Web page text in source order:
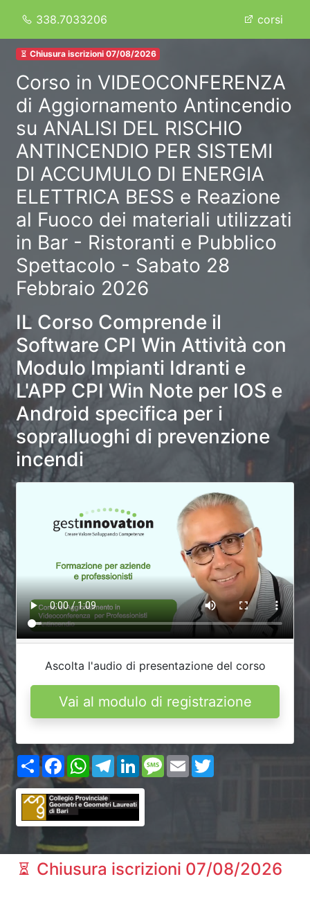
338.7033206 corsi
Chiusura iscrizioni 07/08/2026
Corso in VIDEOCONFERENZA
di Aggiornamento Antincendio
su ANALISI DEL RISCHIO
ANTINCENDIO PER SISTEMI
DI ACCUMULO DI ENERGIA
ELETTRICA BESS e Reazione
al Fuoco dei materiali utilizzati
in Bar - Ristoranti e Pubblico
Spettacolo - Sabato 28
Febbraio 2026
IL Corso Comprende il
Software CPI Win Attività con
Modulo Impianti Idranti e
L'APP CPI Win Note per IOS e
Android specifica per i
sopralluoghi di prevenzione
incendi
Ascolta l'audio di presentazione del corso
Vai al modulo di registrazione
ShareFacebookWhatsApp
TelegramLinkedInMessage
Email
Chiusura iscrizioni 07/08/2026